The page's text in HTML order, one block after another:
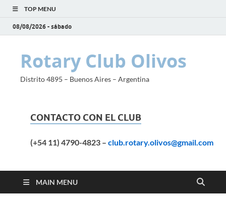
TOP MENU
08/08/2026 - sábado
Rotary Club Olivos
Distrito 4895 – Buenos Aires – Argentina
CONTACTO CON EL CLUB
(+54 11) 4790-4823 – club.rotary.olivos@gmail.com
MAIN MENU